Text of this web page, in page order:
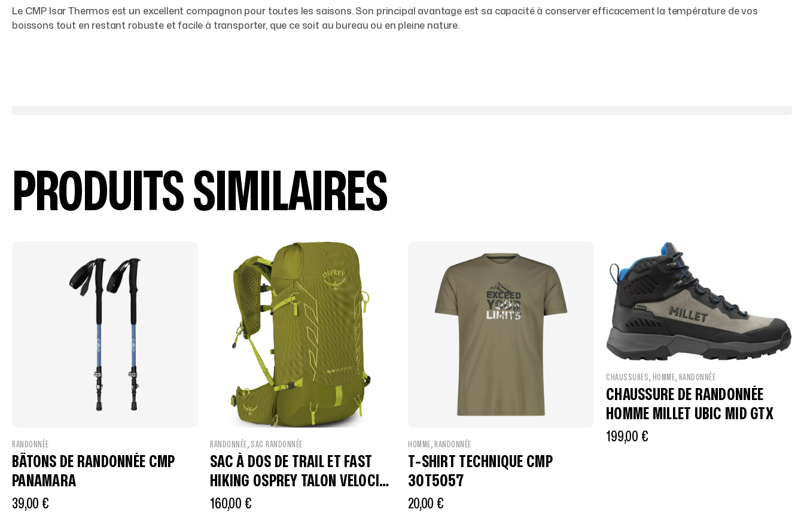
Le CMP Isar Thermos est un excellent compagnon pour toutes les saisons. Son principal avantage est sa capacité à conserver efficacement la température de vos
boissons tout en restant robuste et facile à transporter, que ce soit au bureau ou en pleine nature.
PRODUITS SIMILAIRES
RANDONNÉE
BÂTONS DE RANDONNÉE CMP
PANAMARA
39,00 €
RANDONNÉE, SAC RANDONNÉE
SAC À DOS DE TRAIL ET FAST
HIKING OSPREY TALON VELOCITY
20
160,00 €
HOMME,RANDONNÉE
T-SHIRT TECHNIQUE CMP
30T5057
20,00 €
CHAUSSURES, HOMME, RANDONNÉE
CHAUSSURE DE RANDONNÉE
HOMME MILLET UBIC MID GTX
199,00 €